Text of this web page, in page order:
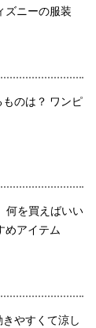
ズニーの服装
のは？ ワンピ
何を買えばいい
めアイテム
きやすくて涼し